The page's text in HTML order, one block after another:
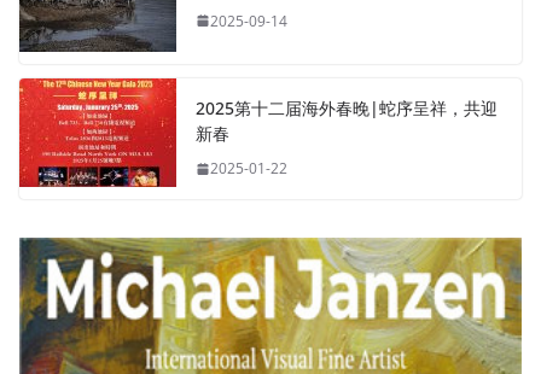
2025-09-14
2025第十二届海外春晚|蛇序呈祥，共迎
新春
2025-01-22